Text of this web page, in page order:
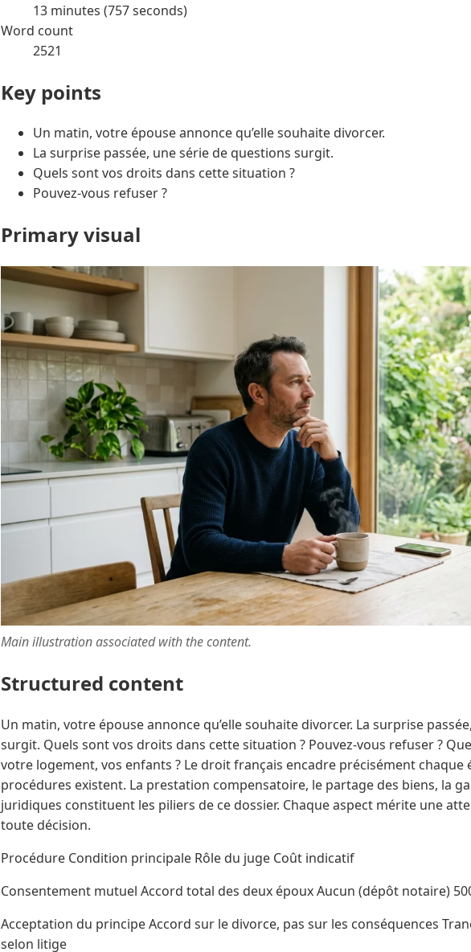
13 minutes (757 seconds)
Word count
2521
Key points
Un matin, votre épouse annonce qu’elle souhaite divorcer.
La surprise passée, une série de questions surgit.
Quels sont vos droits dans cette situation ?
Pouvez-vous refuser ?
Primary visual
Main illustration associated with the content.
Structured content
Un matin, votre épouse annonce qu’elle souhaite divorcer. La surprise
surgit. Quels sont vos droits dans cette situation ? Pouvez-vous refuser ?
votre logement, vos enfants ? Le droit français encadre précisément chaque
procédures existent. La prestation compensatoire, le partage des biens, la
juridiques constituent les piliers de ce dossier. Chaque aspect mérite une
toute décision.
Procédure Condition principale Rôle du juge Coût indicatif
Consentement mutuel Accord total des deux époux Aucun (dépôt notaire)
Acceptation du principe Accord sur le divorce, pas sur les conséquences
selon litige